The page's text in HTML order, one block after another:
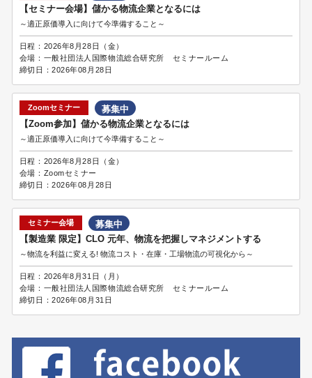
【セミナー会場】儲かる物流企業となるには
～適正原価導入に向けて今準備すること～
日程： 2026年8月28日（金）
会場： 一般社団法人国際物流総合研究所 セミナールーム
締切日：2026年08月28日
Zoomセミナー
募集中
【Zoom参加】儲かる物流企業となるには
～適正原価導入に向けて今準備すること～
日程： 2026年8月28日（金）
会場： Zoomセミナー
締切日：2026年08月28日
セミナー会場
募集中
【製造業 限定】CLO 元年、物流を把握しマネジメントする
～物流を利益に変える! 物流コスト・在庫・工場物流の可視化から～
日程： 2026年8月31日（月）
会場： 一般社団法人国際物流総合研究所 セミナールーム
締切日：2026年08月31日